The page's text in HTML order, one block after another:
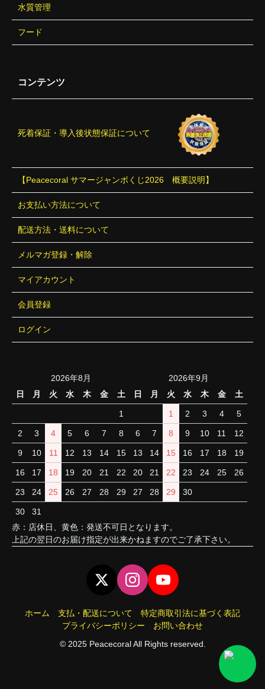
水質管理
フード
コンテンツ
死着保証・導入後状態保証について
【Peacecoral サマージャンボくじ2026 概要説明】
お支払い方法について
配送方法・送料について
メルマガ登録・解除
マイアカウント
会員登録
ログイン
2026年8月
日
月 火 水 木 金 土
1
2 3 4 5 6 7 8
9 10 11 12 13 14 15
16 17 18 19 20 21 22
23 24 25 26 27 28 29
30 31
2026年9月
日
月 火 水 木 金 土
1 2 3 4 5
6 7 8 9 10 11 12
13 14 15 16 17 18 19
20 21 22 23 24 25 26
27 28 29 30
赤：店休日、黄色：発送不可日となります。
上記の翌日のお届け指定が出来かねますのでご了承下さい。
ホーム 支払・配送について
特定商取引法に基づく表記
プライバシーポリシー
お問い合わせ
© 2025 Peacecoral All Rights reserved.